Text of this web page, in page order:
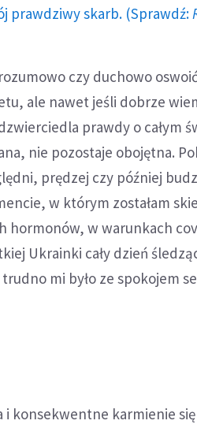
prawdziwy skarb. (Sprawdź:
czy duchowo
ale nawet jeśli dobrze
prawdy o całym
nie pozostaje obojętna.
prędzej czy później
w którym zostałam
hormonów, w warunkach
Ukrainki cały dzień
mi było ze spokojem
i konsekwentne karmienie się